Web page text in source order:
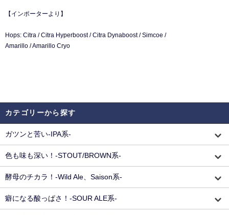
【インポーターより】
Hops: Citra / Citra Hyperboost / Citra Dynaboost / Simcoe /
Amarillo / Amarillo Cryo
カテゴリーから探す
ガツンと苦い-IPA系-
色も味も深い！-STOUT/BROWN系-
酵母のチカラ！-Wild Ale、Saison系-
癖になる酸っぱさ！-SOUR ALE系-